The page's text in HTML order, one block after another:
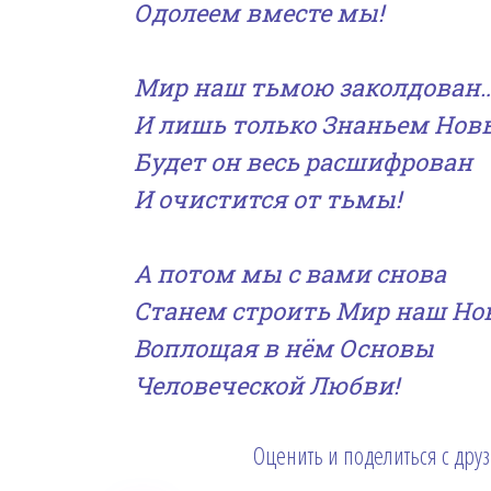
Одолеем вместе мы!
Мир наш тьмою
И лишь только Знаньем
Будет он весь расшифрован
И очистится от тьмы!
А потом мы с вами снова
Станем строить Мир наш
Воплощая в нём Основы
Человеческой Любви!
Оценить и поделиться с